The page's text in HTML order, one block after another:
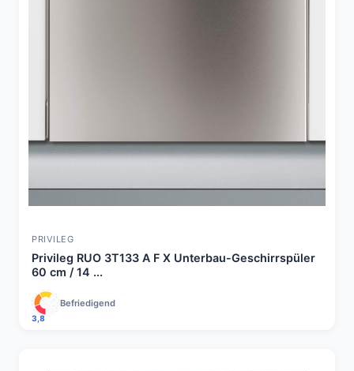
PRIVILEG
Privileg RUO 3T133 A F X Unterbau-Geschirrspüler
60 cm / 14 ...
3,8
Befriedigend